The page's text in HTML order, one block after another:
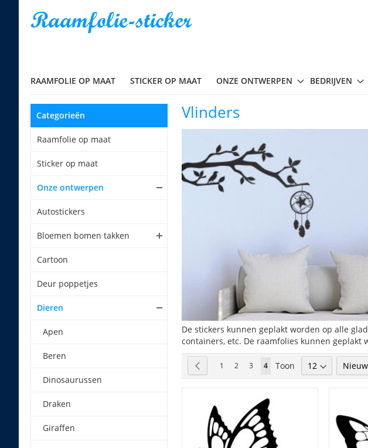
RAAMFOLIE OP MAAT STICKER OP MAAT ONZE ONTWERPEN BEDRIJVEN
Vlinders
De stickers kunnen geplakt worden op alle
containers, etc. De raamfolies kunnen geplakt
PaginaPagina
VorigePagina
1 Pagina
2 Pagina
3 U lees momenteel pagina
4 Toon
Categorieën
Raamfolie op maat
Sticker op maat
Onze ontwerpen
Autostickers
Bloemen bomen takken
Cartoon
Deur poppetjes
Dieren
Apen
Beren
Dinosaurussen
Draken
Giraffen